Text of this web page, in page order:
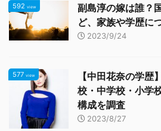
592 view
副島淳の嫁は誰？
ど、家族や学歴に
2023/9/24
577 view
【中田花奈の学歴
校・中学校・小学
構成を調査
2023/8/27